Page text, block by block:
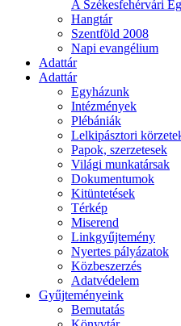
A Székesfehérvári
Hangtár
Szentföld 2008
Napi evangélium
Adattár
Adattár
Egyházunk
Intézmények
Plébániák
Lelkipásztori
Papok, szerzetesek
Világi munkatársak
Dokumentumok
Kitüntetések
Térkép
Miserend
Linkgyűjtemény
Nyertes pályázatok
Közbeszerzés
Adatvédelem
Gyűjteményeink
Bemutatás